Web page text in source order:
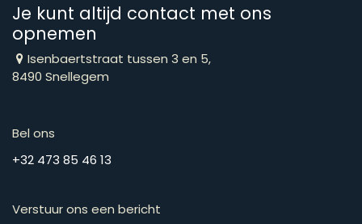
Je kunt altijd contact met ons
opnemen
Isenbaertstraat tussen 3 en 5,
8490 Snellegem
Bel ons
​​​​​​​​​​​​​​​​​​​​​​​+​3​2​ ​4​7​3​ ​8​5​ ​4​6​ ​1​3
Verstuur ons een bericht